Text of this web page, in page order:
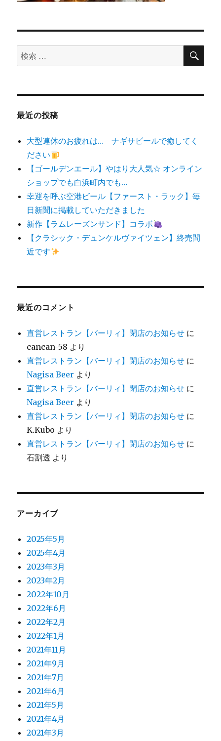
検
索
象:
検
最近の投稿
大型連休のお疲れは… ナギサビールで癒してく
ださい
【ゴールデンエール】やはり大人気☆ オンライン
ショップでも白浜町内でも…
幸運を呼ぶ空港ビール【ファースト・ラック】毎
日新聞に掲載していただきました
新作【ラムレーズンサンド】コラボ
【クラシック・デュンケルヴァイツェン】終売間
近です
最近のコメント
直営レストラン【バーリィ】閉店のお知らせ に
cancan-58 より
直営レストラン【バーリィ】閉店のお知らせ に
Nagisa Beer より
直営レストラン【バーリィ】閉店のお知らせ に
Nagisa Beer より
直営レストラン【バーリィ】閉店のお知らせ に
K.Kubo より
直営レストラン【バーリィ】閉店のお知らせ に
石割透 より
アーカイブ
2025年5月
2025年4月
2023年3月
2023年2月
2022年10月
2022年6月
2022年2月
2022年1月
2021年11月
2021年9月
2021年7月
2021年6月
2021年5月
2021年4月
2021年3月